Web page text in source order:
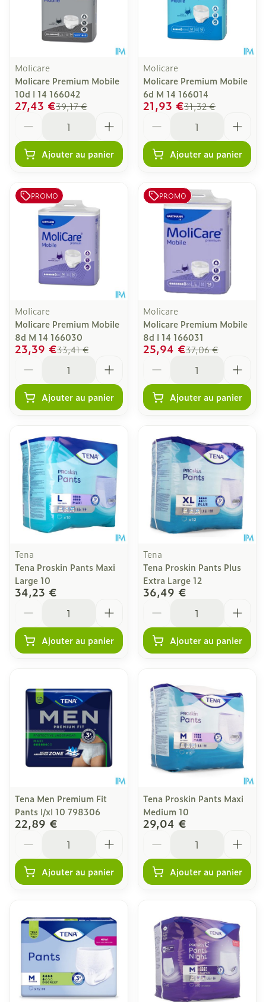
Molicare
Molicare Premium Mobile
10d l 14 166042
39,17 €
27,43 €
Ajouter au panier
Molicare
Molicare Premium Mobile
6d M 14 166014
31,32 €
21,93 €
Ajouter au panier
PROMO
Molicare
Molicare Premium Mobile
8d M 14 166030
33,41 €
23,39 €
Ajouter au panier
PROMO
Molicare
Molicare Premium Mobile
8d l 14 166031
37,06 €
25,94 €
Ajouter au panier
Tena
Tena Proskin Pants Maxi
Large 10
34,23 €
Ajouter au panier
Tena
Tena Proskin Pants Plus
Extra Large 12
36,49 €
Ajouter au panier
Tena Men Premium Fit
Pants l/xl 10 798306
22,89 €
Ajouter au panier
Tena Proskin Pants Maxi
Medium 10
29,04 €
Ajouter au panier